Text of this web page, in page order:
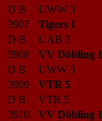
D B
UWW 3
3907
Tigers 1
D B
UAB 3
3908
VV Döbling 1
D B
UWW 5
3909
VTR 5
D B
VTR 5
3910
VV Döbling 1